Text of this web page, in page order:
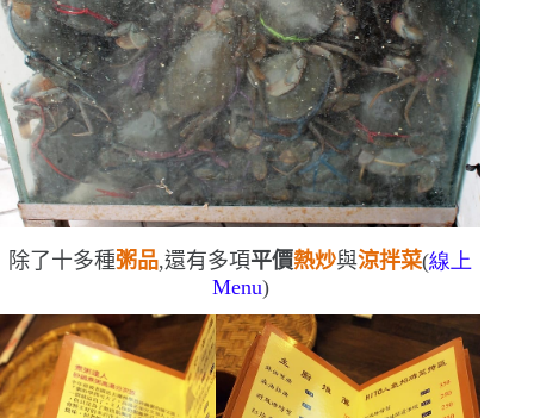
除了十多種粥品,還有多項平價熱炒與涼拌菜(線上
Menu)